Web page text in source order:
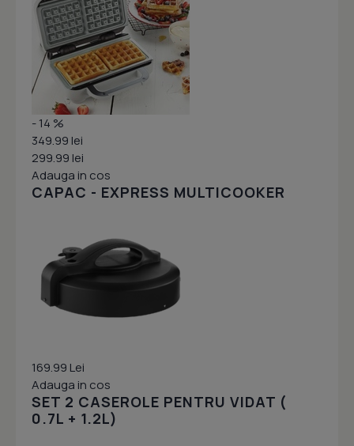
- 14 %
349.99 lei
299.99 lei
Adauga in cos
CAPAC - EXPRESS MULTICOOKER
169.99 Lei
Adauga in cos
SET 2 CASEROLE PENTRU VIDAT (
0.7L + 1.2L)